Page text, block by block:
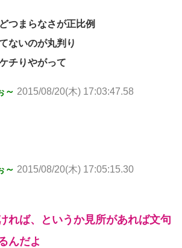
つまらなさが正比例
ないのが丸判り
チりやがって
～ 2015/08/20(木) 17:03:47.58
～ 2015/08/20(木) 17:05:15.30
れば、というか見所があれば文句
んだよ